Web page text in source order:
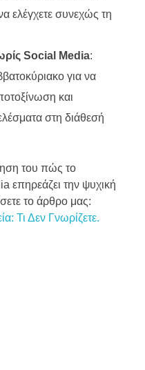
ελέγχετε συνεχώς τη
Social Media:
για να
και
στη διάθεσή
του πώς το
επηρεάζει την ψυχική
το άρθρο μας:
Τι Δεν Γνωρίζετε.